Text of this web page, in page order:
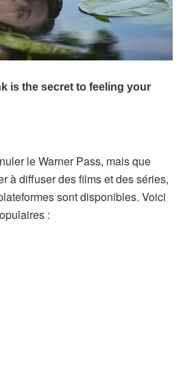
le Warner Pass, mais que
à diffuser des films et des séries,
sont disponibles. Voici
: